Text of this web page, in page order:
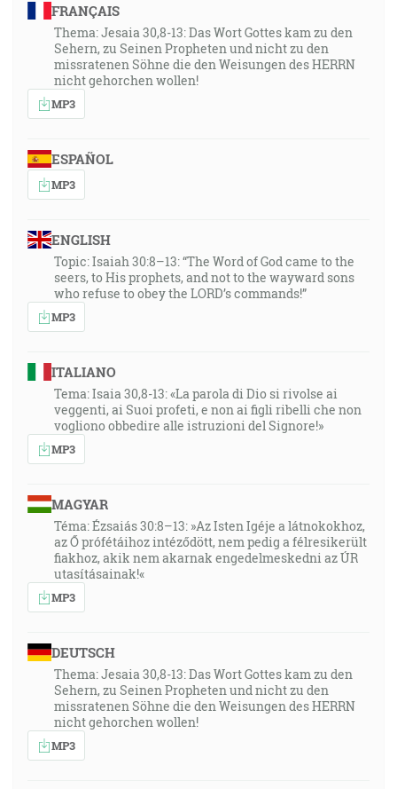
FRANÇAIS
Thema: Jesaia 30,8-13: Das Wort Gottes kam zu den
Sehern, zu Seinen Propheten und nicht zu den
missratenen Söhne die den Weisungen des HERRN
nicht gehorchen wollen!
MP3
ESPAÑOL
MP3
ENGLISH
Topic: Isaiah 30:8–13: “The Word of God came to the
seers, to His prophets, and not to the wayward sons
who refuse to obey the LORD’s commands!”
MP3
ITALIANO
Tema: Isaia 30,8-13: «La parola di Dio si rivolse ai
veggenti, ai Suoi profeti, e non ai figli ribelli che non
vogliono obbedire alle istruzioni del Signore!»
MP3
MAGYAR
Téma: Ézsaiás 30:8–13: »Az Isten Igéje a látnokokhoz,
az Ő prófétáihoz intéződött, nem pedig a félresikerült
fiakhoz, akik nem akarnak engedelmeskedni az ÚR
utasításainak!«
MP3
DEUTSCH
Thema: Jesaia 30,8-13: Das Wort Gottes kam zu den
Sehern, zu Seinen Propheten und nicht zu den
missratenen Söhne die den Weisungen des HERRN
nicht gehorchen wollen!
MP3